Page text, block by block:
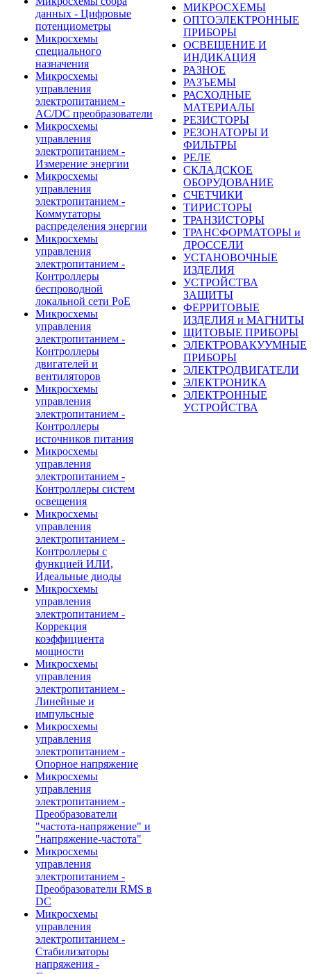
данных - Цифровые
потенциометры
Микросхемы
специального
назначения
Микросхемы
управления
электропитанием -
AC/DC преобразователи
Микросхемы
управления
электропитанием -
Измерение энергии
Микросхемы
управления
электропитанием -
Коммутаторы
распределения энергии
Микросхемы
управления
электропитанием -
Контроллеры
беспроводной
локальной сети PoE
Микросхемы
управления
электропитанием -
Контроллеры
двигателей и
вентиляторов
Микросхемы
управления
электропитанием -
Контроллеры
источников питания
Микросхемы
управления
электропитанием -
Контроллеры систем
освещения
Микросхемы
управления
электропитанием -
Контроллеры с
функцией ИЛИ,
Идеальные диоды
Микросхемы
управления
электропитанием -
Коррекция
коэффициента
мощности
Микросхемы
управления
электропитанием -
Линейные и
импульсные
Микросхемы
управления
электропитанием -
Опорное напряжение
Микросхемы
управления
электропитанием -
Преобразователи
"частота-напряжение" и
"напряжение-частота"
Микросхемы
управления
электропитанием -
Преобразователи RMS в
DC
Микросхемы
управления
электропитанием -
Стабилизаторы
напряжения -
МИКРОСХЕМЫ
ОПТОЭЛЕКТРОННЫЕ
ПРИБОРЫ
ОСВЕЩЕНИЕ И
ИНДИКАЦИЯ
РАЗНОЕ
РАЗЪЕМЫ
РАСХОДНЫЕ
МАТЕРИАЛЫ
РЕЗИСТОРЫ
РЕЗОНАТОРЫ И
ФИЛЬТРЫ
РЕЛЕ
СКЛАДСКОЕ
ОБОРУДОВАНИЕ
СЧЕТЧИКИ
ТИРИСТОРЫ
ТРАНЗИСТОРЫ
ТРАНСФОРМАТОРЫ и
ДРОССЕЛИ
УСТАНОВОЧНЫЕ
ИЗДЕЛИЯ
УСТРОЙСТВА
ЗАЩИТЫ
ФЕРРИТОВЫЕ
ИЗДЕЛИЯ и МАГНИТЫ
ЩИТОВЫЕ ПРИБОРЫ
ЭЛЕКТРОВАКУУМНЫЕ
ПРИБОРЫ
ЭЛЕКТРОДВИГАТЕЛИ
ЭЛЕКТРОНИКА
ЭЛЕКТРОННЫЕ
УСТРОЙСТВА